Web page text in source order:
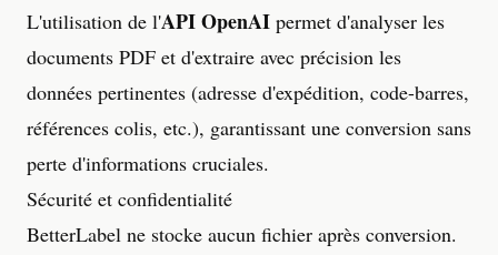
L'utilisation de l'API OpenAI permet d'analyser les
documents PDF et d'extraire avec précision les
données pertinentes (adresse d'expédition, code-barres,
références colis, etc.), garantissant une conversion sans
perte d'informations cruciales.
Sécurité et confidentialité
BetterLabel ne stocke aucun fichier après conversion.